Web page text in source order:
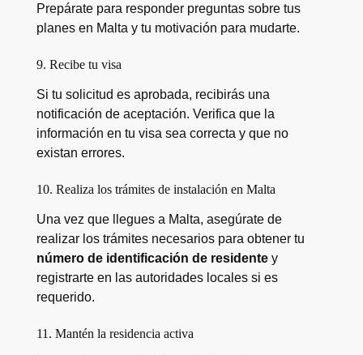
Prepárate para responder preguntas sobre tus
planes en Malta y tu motivación para mudarte.
9. Recibe tu visa
Si tu solicitud es aprobada, recibirás una
notificación de aceptación. Verifica que la
información en tu visa sea correcta y que no
existan errores.
10. Realiza los trámites de instalación en Malta
Una vez que llegues a Malta, asegúrate de
realizar los trámites necesarios para obtener tu
número de identificación de residentey
registrarte en las autoridades locales si es
requerido.
11. Mantén la residencia activa